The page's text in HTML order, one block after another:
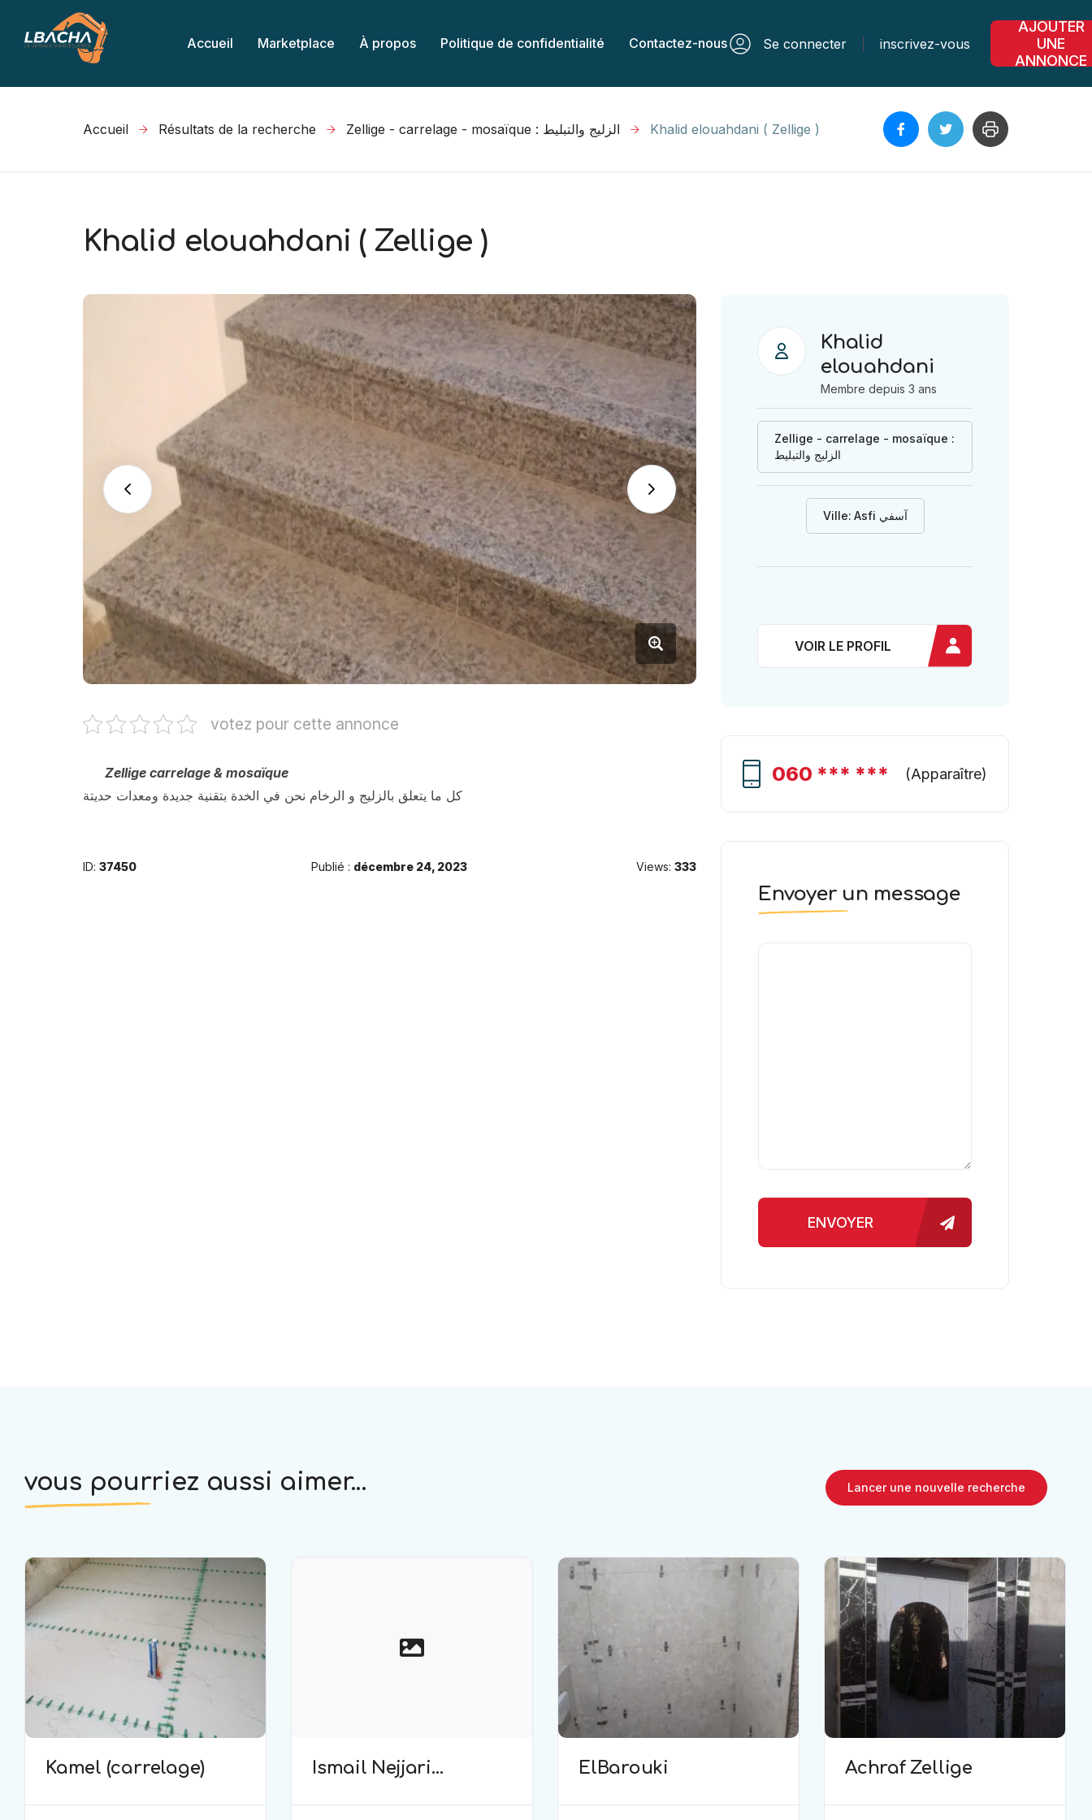
Accueil Marketplace À propos Politique de confidentialité Contactez-nous Se connecter inscrivez-vous
AJOUTER
UNE
ANNONCE
Accueil Résultats de la recherche Zellige - carrelage - mosaïque : الزليج والتبليط Khalid elouahdani ( Zellige )
Khalid elouahdani ( Zellige )
votez pour cette annonce
Zellige carrelage & mosaïque
كل ما يتعلق بالزليج و الرخام نحن في الخدة بتقنية جديدة ومعدات حديتة
ID: 37450 Publié : décembre 24, 2023 Views: 333
Khalid
elouahdani
Membre depuis 3 ans
Zellige - carrelage - mosaïque :
الزليج والتبليط
Ville: Asfi آسفي
VOIR LE PROFIL
060 *** *** (Apparaître)
Envoyer un message
ENVOYER
vous pourriez aussi aimer... Lancer une nouvelle recherche
Kamel (carrelage)
Ismail Nejjari
ElBarouki Achraf Zellige